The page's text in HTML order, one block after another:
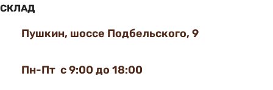
СКЛАД
Пушкин, шоссе Подбельского, 9
Пн-Пт с 9:00 до 18:00